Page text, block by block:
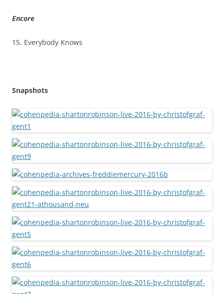
Encore
15. Everybody Knows
Snapshots